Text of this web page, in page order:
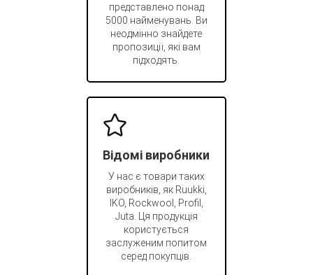
представлено понад
5000 найменувань. Ви
неодмінно знайдете
пропозиції, які вам
підходять.
Відомі виробники
У нас є товари таких
виробників, як Ruukki,
IKO, Rockwool, Profil,
Juta. Ця продукція
користується
заслуженим попитом
серед покупців.